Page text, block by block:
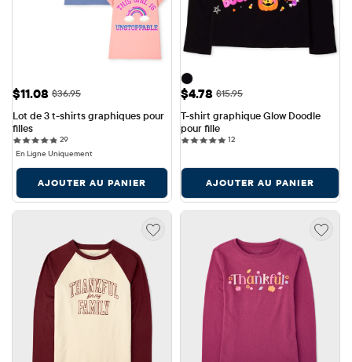
Prix ​​de vente: $11.08
$11.08 Prix ​​d'origine: $36.95
$36.95
Lot de 3 t-shirts graphiques pour
filles
2929 reviews
En Ligne Uniquement
AJOUTER AU PANIER
Prix ​​de vente: $4.78
$4.78 Prix ​​d'origine: $15.95
$15.95
T-shirt graphique Glow Doodle
pour fille
1212 reviews
AJOUTER AU PANIER